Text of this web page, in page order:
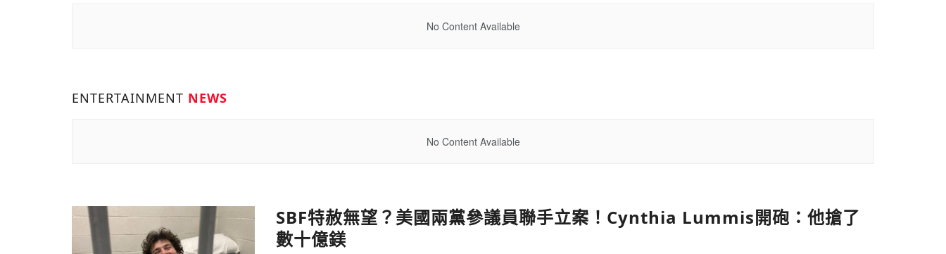
No Content Available
ENTERTAINMENT NEWS
No Content Available
SBF特赦無望？美國兩黨參議員聯手立案！Cynthia Lummis開砲：他搶了
數十億鎂